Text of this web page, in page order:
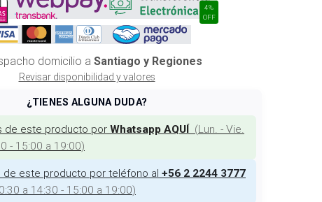
4%
OFF
domicilio a Santiago y Regiones
Revisar disponibilidad y valores
¿TIENES ALGUNA DUDA?
de este producto por Whatsapp AQUÍ (Lun. - Vie.
- 15:00 a 19:00)
de este producto por teléfono al +56 2 2244 3777
a 14:30 - 15:00 a 19:00)